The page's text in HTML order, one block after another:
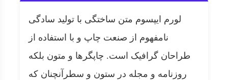
لورم ایپسوم متن ساختگی با تولید سادگی
نامفهوم از صنعت چاپ و با استفاده از
طراحان گرافیک است. چاپگرها و متون بلکه
روزنامه و مجله در ستون و سطرآنچنان که